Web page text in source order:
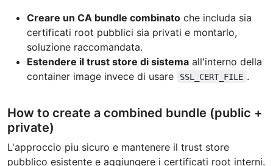
Creare un CA bundle combinato che includa sia
certificati root pubblici sia privati e montarlo,
soluzione raccomandata.
Estendere il trust store di sistema all'interno della
container image invece di usare
SSL_CERT_FILE .
How to create a combined bundle (public +
private)
L'approccio piu sicuro e mantenere il trust store
pubblico esistente e aggiungere i certificati root interni.